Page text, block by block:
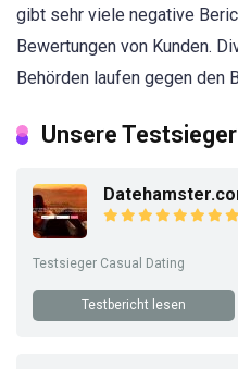
gibt sehr viele negative
Bewertungen von Kunden.
Behörden laufen gegen den
Unsere Testsieger
Testsieger Casual Dating
Testbericht lesen